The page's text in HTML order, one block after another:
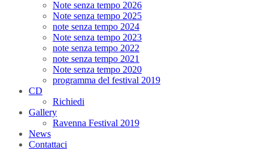
Note senza tempo 2026
Note senza tempo 2025
note senza tempo 2024
Note senza tempo 2023
note senza tempo 2022
note senza tempo 2021
Note senza tempo 2020
programma del festival 2019
CD
Richiedi
Gallery
Ravenna Festival 2019
News
Contattaci